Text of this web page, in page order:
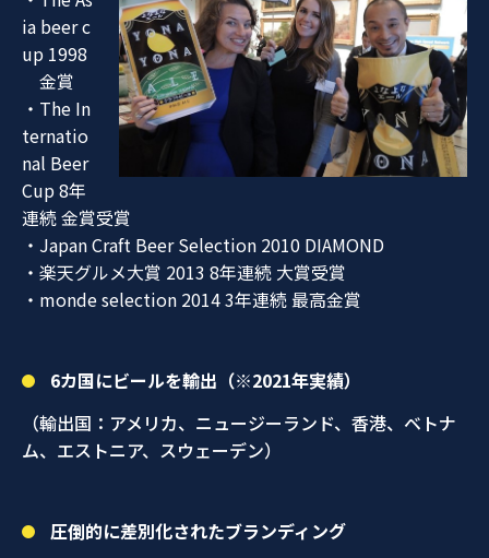
ia beer c
up 1998
金賞
・The In
ternatio
nal Beer
Cup 8年
連続 金賞受賞
・Japan Craft Beer Selection 2010 DIAMOND
・楽天グルメ大賞 2013 8年連続 大賞受賞
・monde selection 2014 3年連続 最高金賞
6カ国にビールを輸出（※2021年実績）
（輸出国：アメリカ、ニュージーランド、香港、ベトナ
ム、エストニア、スウェーデン）
圧倒的に差別化されたブランディング